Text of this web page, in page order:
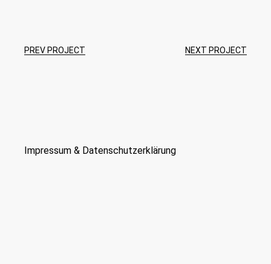
PREV PROJECT NEXT PROJECT
Impressum & Datenschutzerklärung